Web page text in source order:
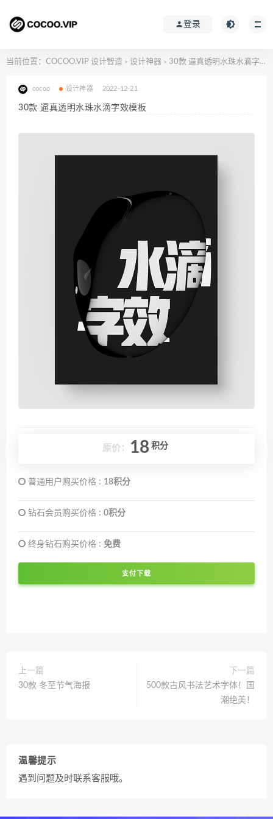
登录
当前位置： COCOO.VIP 设计智造 > 设计神器 > 30款 逼真透明水珠水滴字效模板
cocoo 设计神器 2022-12-21
30款 逼真透明水珠水滴字效模板
原价： 18 积分
普通用户购买价格 : 18积分
钻石会员购买价格 : 0积分
终身钻石购买价格 : 免费
支付下载
上一篇
30款 冬至节气海报
下一篇
500款古风书法艺术字体！国
潮绝美！
温馨提示
遇到问题及时联系客服哦。